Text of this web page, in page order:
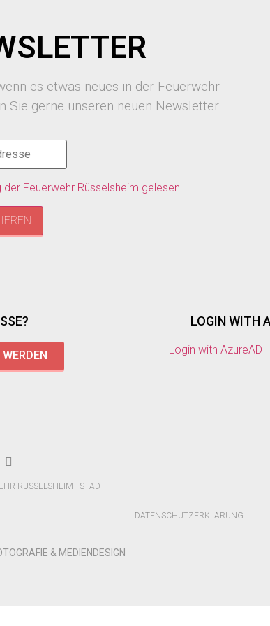
es etwas neues in der Feuerwehr
Sie gerne unseren neuen Newsletter.
Feuerwehr Rüsselsheim gelesen.
LOGIN WITH
Login with AzureAD
RÜSSELSHEIM - STADT
DATENSCHUTZERKLÄRUNG
& MEDIENDESIGN